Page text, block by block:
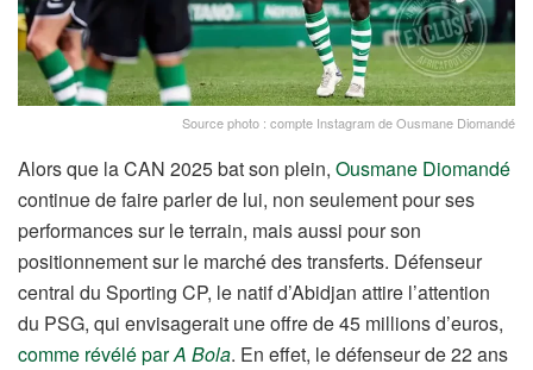
Source photo : compte Instagram de Ousmane Diomandé
Alors que la CAN 2025 bat son plein, Ousmane Diomandé
continue de faire parler de lui, non seulement pour ses
performances sur le terrain, mais aussi pour son
positionnement sur le marché des transferts. Défenseur
central du Sporting CP, le natif d’Abidjan attire l’attention
du PSG, qui envisagerait une offre de 45 millions d’euros,
comme révélé parA Bola. En effet, le défenseur de 22 ans